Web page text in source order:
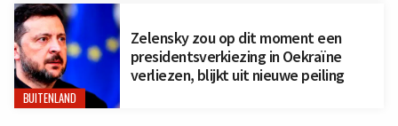
BUITENLAND
Zelensky zou op dit moment een
presidentsverkiezing in Oekraïne
verliezen, blijkt uit nieuwe peiling